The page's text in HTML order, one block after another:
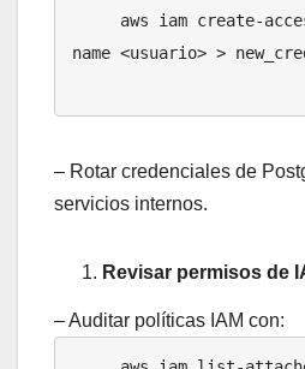
name <usuario> >
– Rotar credenciales de
servicios internos.
Revisar permisos de
– Auditar políticas IAM con: